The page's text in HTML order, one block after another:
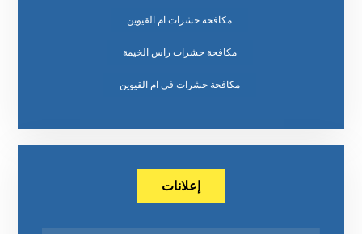
مكافحة حشرات ام القيوين
مكافحة حشرات راس الخيمة
مكافحة حشرات في ام القيوين
إعلانات